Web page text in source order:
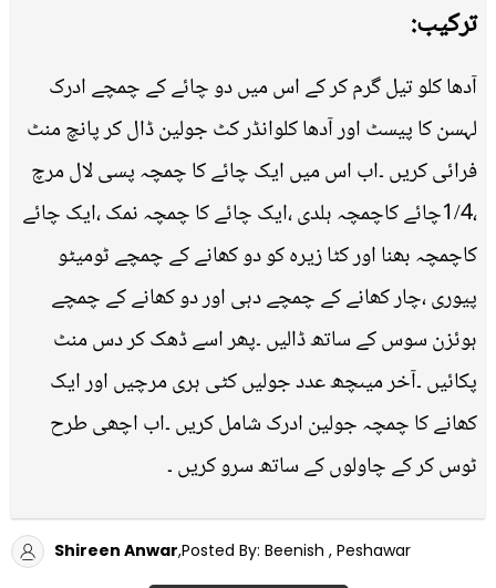
ترکیب:
آدھا کلو تیل گرم کر کے اس میں دو چائے کے چمچے ادرک
لہسن کا پیسٹ اور آدھا کلوانڈر کٹ جولین ڈال کر پانچ منٹ
فرائی کریں ۔اب اس میں ایک چائے کا چمچہ پسی لال مرچ
،1/4چائے کاچمچہ ہلدی ،ایک چائے کا چمچہ نمک ،ایک چائے
کاچمچہ بھنا اور کٹا زیرہ کو دو کھانے کے چمچے ٹومیٹو
پیوری ،چار کھانے کے چمچے دہی اور دو کھانے کے چمچے
ہوئزن سوس کے ساتھ ڈالیں ۔پھر اسے ڈھک کر دس منٹ
پکائیں ۔آخر میںچھ عدد جولیں کٹی ہری مرچیں اور ایک
کھانے کا چمچہ جولین ادرک شامل کریں ۔اب اچھی طرح
ٹوس کر کے چاولوں کے ساتھ سرو کریں ۔
Shireen Anwar,Posted By: Beenish , Peshawar